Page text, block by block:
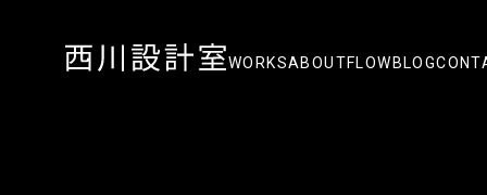
WORKSABOUTFLOW BLOG